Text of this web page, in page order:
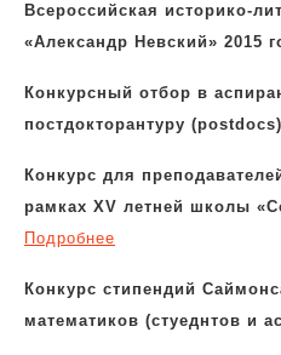
Всероссийская историко-
«Александр Невский» 2015
Конкурсный отбор в
постдокторантуру
Конкурс для
рамках XV летней школы
Подробнее
Конкурс стипендий
математиков (стуеднтов и